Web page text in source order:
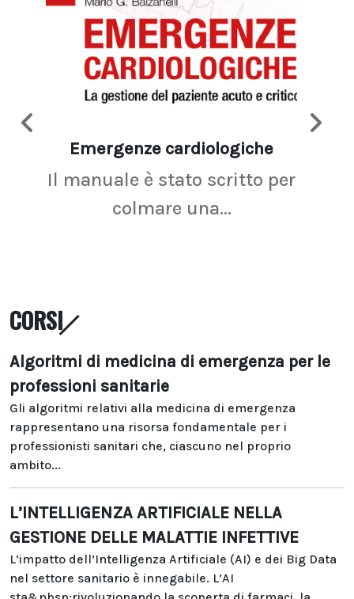
Emergenze cardiologiche
Il manuale è stato scritto per
colmare una...
CORSI
Algoritmi di medicina di emergenza per le
professioni sanitarie
Gli algoritmi relativi alla medicina di emergenza
rappresentano una risorsa fondamentale per i
professionisti sanitari che, ciascuno nel proprio
ambito...
L’INTELLIGENZA ARTIFICIALE NELLA
GESTIONE DELLE MALATTIE INFETTIVE
L’impatto dell’Intelligenza Artificiale (AI) e dei Big Data
nel settore sanitario è innegabile. L’AI